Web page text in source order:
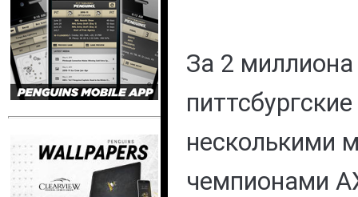
За 2
несколькими
чемпионами